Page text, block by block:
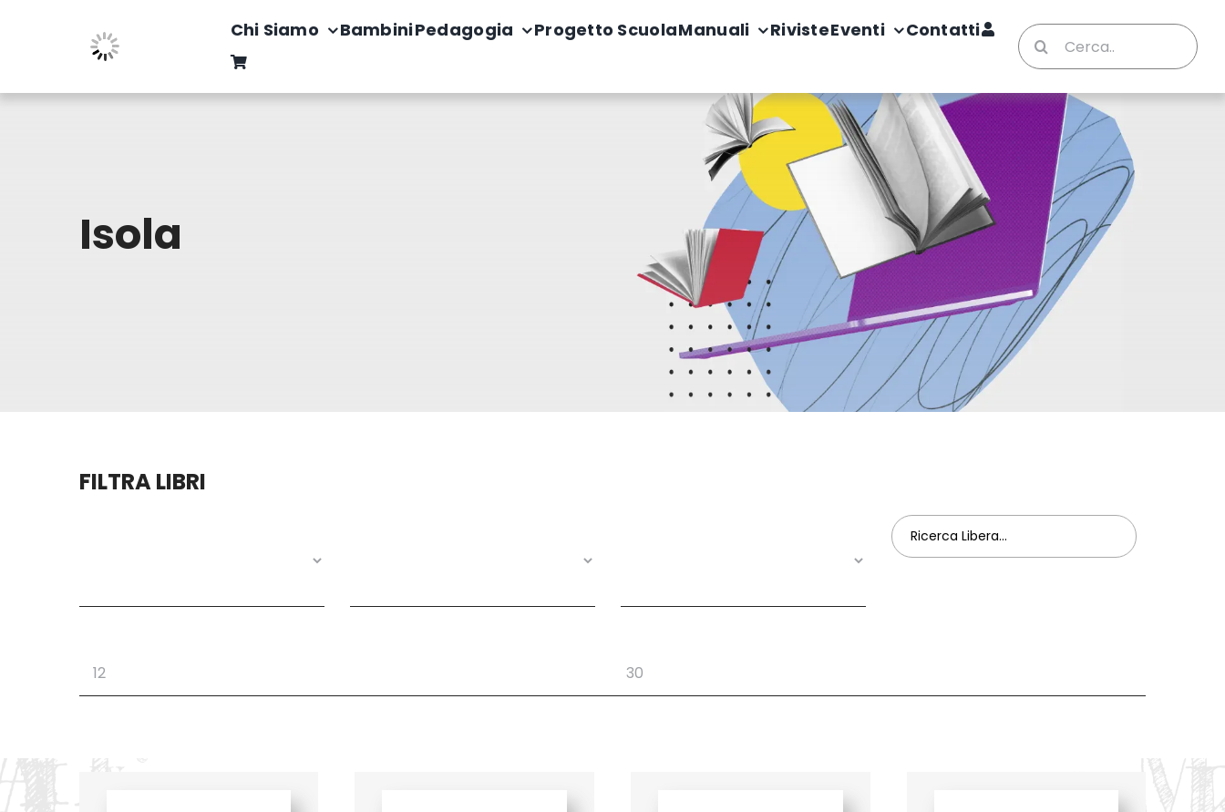
Chi Siamo BambiniPedagogia Progetto ScuolaManuali RivisteEventi Contatti
Cerca
per:
Isola
FILTRA LIBRI